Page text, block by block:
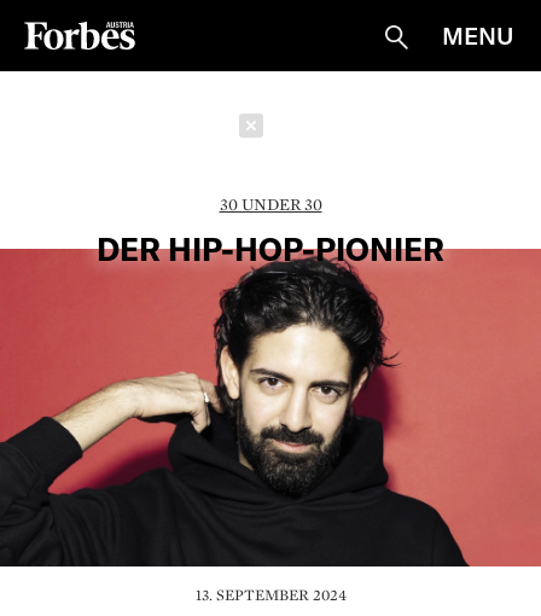
Suche
MENU
30 UNDER 30
DER HIP-HOP-PIONIER
13. SEPTEMBER 2024